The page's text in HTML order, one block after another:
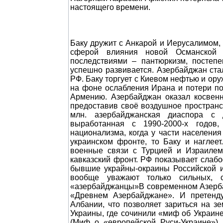
настоящего времени.
Баку дружит с Анкарой и Иерусалимом, заигрывает с коллективным Западом. Во многом Азербайджан стал сферой влияния новой Османской империи, которую строит Эрдоган. Со всеми вытекающими последствиями – пантюркизм, постепенная исламизация. Экономика благодаря нефтегазовым доходам успешно развивается. Азербайджан стал коридором для параллельного импорта, наживаясь на трудностях РФ. Баку торгует с Киевом нефтью и оружием. В Баку почувствовали себя региональной державой, особенно на фоне ослабления Ирана и потери позиций РФ в Закавказье. Поэтому Азербайджан продолжает теснить Армению. Азербайджан оказал косвенную поддержку Израилю в ходе его 12-дневной войны с Ираном, предоставив своё воздушное пространство для израильских ВВС, бомбивших персов. А ещё в РФ есть 1,5 млн. азербайджанская диаспора с двойной лояльностью. Традиционно сильные ОПГ, привычка, выработанная с 1990-2000-х годов, что «всё можно порешать», заплатить. Возросший уровень национализма, когда у части населения сносит крышу. С учётом, что РФ практически полностью увязла на украинском фронте, то Баку и наглеет. У Баку пять корпусов, под сотню самолетов, более 500 танков, военные связи с Турцией и Израилем. А РФ не может найти 10 корпусов, чтобы закрыть возможный кавказский фронт. РФ показывает слабость, когда уже 4-й год продолжается украинская кампания. Поэтому бывшие украйны-окраины Российской и Советской империй и наглеют. На Кавказе, на Востоке и в мире вообще уважают только сильных, слабых бьют, грабят и съедают. Древний «Азербайджан» и «азербайджанцы»В современном Азербайджане, как и в других постсоветских республиках, сочинили миф о «Древнем Азербайджане». И претендуют на земли исторической Армении. Вспоминают и о древней Албании, что позволяет зариться на земли Северного Кавказа. Достаточно вспомнить опыт современной Украины, где сочинили «миф об Украине-Руси», «древней истории украинцев» и к чему это в итоге привело (Миф о «европейской Руси-Украине»). Само слово «Азербайджан» и «азербайджанцы» от персидского названия древнего государства Атропатена. Это историческая область и древнее государство на северо-западе современного Ирана. Примерно соответствует территории Иранского (Западного или Южного) Азербайджана и юго-восточных районов нынешней Азербайджанской Республики (южнее Куры и Аракса). Означало это слово «владение Атура» (Атропатена), в переводе имя означает «Охраняющий огонь, Хранитель огня». В то время местные жители были огнепоклонниками. Сам Атур – Атропатен – сатрап-правитель Мидии в IV в. до н. э. Сначала он служил Дарию, затем переметнулся к его победителю – Александру Македонскому. После развала империи Македонского создал своё государство. Позднее Атропатена входила в состав Парфянской и Сасанидской империй, Великой Армении. Впоследствии название древней области видоизменялось, приняв у персов форму «Адербадаган», у армян — «Атрпатакан», у арабов — «Адербайджан». Уже в исламскую эпоху это название под влиянием арабского языка трансформировалось в современное — «Азербайджан». При этом древнее население Антропатены изначально состояло из иранских (персидских) и автохтонных (местных) доиранских (видимо, кавказских на востоке и хуррито-урартских, будущих армянских на западе) племен. То есть в массе своей это было индоевропейско-арийское (мидийцы, персы, армяне) население и местные кавказские автохтоны (первоначальное, коренное население). Говорили на исчезнувших диалектах индоевропейской языковой семьи иранской группы. Так, в раннем средневековье население Атропатены-Азербайджана говорило как на иранском языке aзери, так и на стандартном персидском языке.